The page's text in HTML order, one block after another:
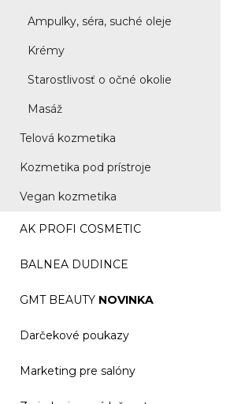
Ampulky, séra, suché oleje
Krémy
Starostlivosť o očné okolie
Masáž
Telová kozmetika
Kozmetika pod prístroje
Vegan kozmetika
AK PROFI COSMETIC
BALNEA DUDINCE
GMT BEAUTY NOVINKA
Darčekové poukazy
Marketing pre salóny